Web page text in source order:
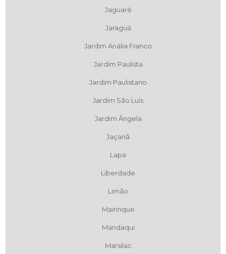
Jaguaré
Jaraguá
Jardim Anália Franco
Jardim Paulista
Jardim Paulistano
Jardim São Luís
Jardim Ângela
Jaçanã
Lapa
Liberdade
Limão
Mairinque
Mandaqui
Marsilac